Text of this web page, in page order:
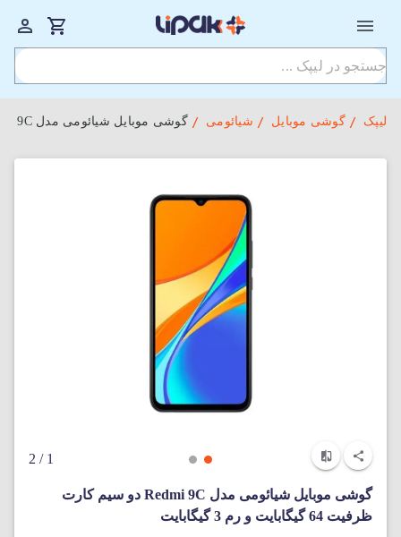
لیپک گوشی موبایل شیائومی گوشی موبایل شیائومی مدل Redmi 9C دو سیم‌ کارت ظرفیت 64 گیگابایت و رم 3 گیگابایت
1
/ 2
گوشی موبایل شیائومی مدل Redmi 9C دو سیم‌ کارت
ظرفیت 64 گیگابایت و رم 3 گیگابایت